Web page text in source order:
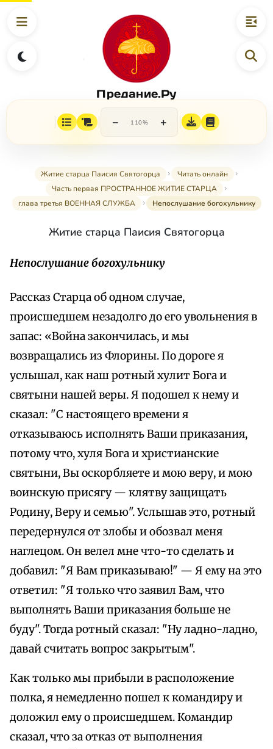
Предание.Ру
− 110% +
Житие старца Паисия Святогорца
Читать онлайн
Часть первая ПРОСТРАННОЕ ЖИТИЕ СТАРЦА
глава третья ВОЕННАЯ СЛУЖБА
Непослушание богохульнику
Житие старца Паисия Святогорца
Непослушание богохульнику
Рассказ Старца об одном случае,
происшедшем незадолго до его увольнения в
запас: «Война закончилась, и мы
возвращались из Флорины. По дороге я
услышал, как наш ротный хулит Бога и
святыни нашей веры. Я подошел к нему и
сказал: "С настоящего времени я
отказываюсь исполнять Ваши приказания,
потому что, хуля Бога и христианские
святыни, Вы оскорбляете и мою веру, и мою
воинскую присягу — клятву защищать
Родину, Веру и семью". Услышав это, ротный
передернулся от злобы и обозвал меня
наглецом. Он велел мне что-то сделать и
добавил: "Я Вам приказываю!" — Я ему на это
ответил: "Я только что заявил Вам, что
выполнять Ваши приказания больше не
буду". Тогда ротный сказал: "Ну ладно-ладно,
давай считать вопрос закрытым".
Как только мы прибыли в расположение
полка, я немедленно пошел к командиру и
доложил ему о происшедшем. Командир
сказал, что за отказ от выполнения